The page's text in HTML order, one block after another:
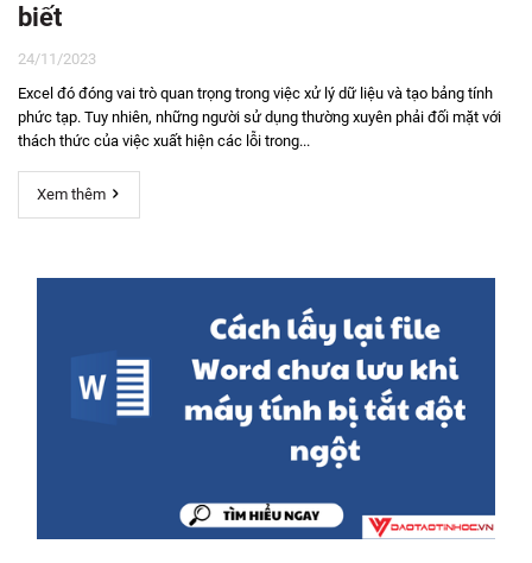
biết
24/11/2023
Excel đó đóng vai trò quan trọng trong việc xử lý dữ liệu và tạo bảng tính
phức tạp. Tuy nhiên, những người sử dụng thường xuyên phải đối mặt với
thách thức của việc xuất hiện các lỗi trong...
Xem thêm